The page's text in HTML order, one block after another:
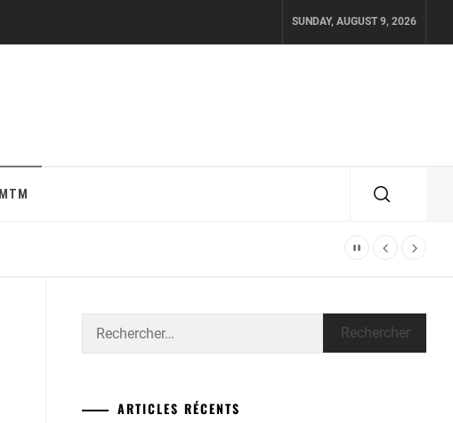
SUNDAY, AUGUST 9, 2026
MTM
ARTICLES RÉCENTS